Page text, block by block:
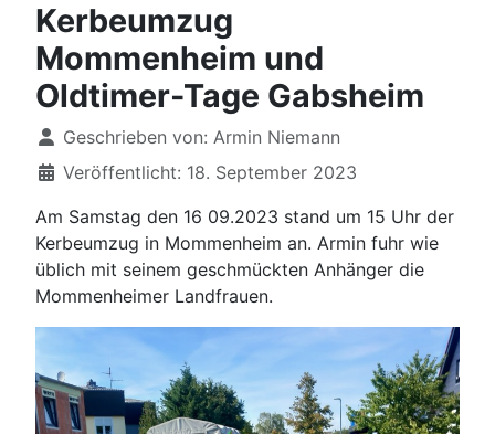
Kerbeumzug
Mommenheim und
Oldtimer-Tage Gabsheim
DetailsGeschrieben von: Armin Niemann
Veröffentlicht: 18. September 2023
Am Samstag den 16 09.2023 stand um 15 Uhr der
Kerbeumzug in Mommenheim an. Armin fuhr wie
üblich mit seinem geschmückten Anhänger die
Mommenheimer Landfrauen.